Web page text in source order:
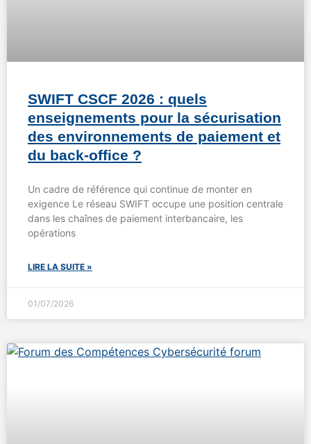
SWIFT CSCF 2026 : quels
enseignements pour la sécurisation
des environnements de paiement et
du back-office ?
Un cadre de référence qui continue de monter en
exigence Le réseau SWIFT occupe une position centrale
dans les chaînes de paiement interbancaire, les
opérations
LIRE LA SUITE »
01/07/2026